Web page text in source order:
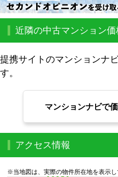
近隣の中古マンション
提携サイトのマンションナ
す。
マンションナビで
アクセス情報
※当地図は、実際の物件所在地を表示し